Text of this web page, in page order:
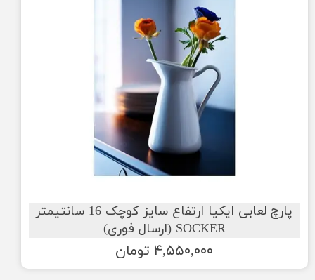
پارچ لعابی ایکیا ارتفاع سایز کوچک 16 سانتیمتر
SOCKER (ارسال فوری)
۴,۵۵۰,۰۰۰ تومان